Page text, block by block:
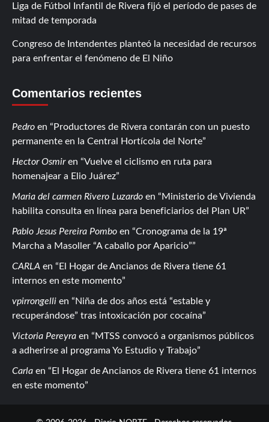
Liga de Fútbol Infantil de Rivera fijó el período de pases de
mitad de temporada
Congreso de Intendentes planteó la necesidad de recursos
para enfrentar el fenómeno de El Niño
Comentarios recientes
Pedro en
Productores de Rivera contarán con un puesto
permanente en la Central Hortícola del Norte
Hector Osmiren
Vuelve el ciclismo en ruta para
homenajear a Elio Juárez
Maria del carmen Rivero Luzardo en
Ministerio de Vivienda
habilita consulta en línea para beneficiarios del Plan UR
Pablo Jesus Pereira Pombo en
Cronograma de la 19ª
Marcha a Masoller “A caballo por Aparicio”
CARLA en
El Hogar de Ancianos de Rivera tiene 61
internos en este momento
vpirrongelli en
Niña de dos años está “estable y
recuperándose” tras intoxicación por cocaína
Victoria Pereyra en
MTSS convocó a organismos públicos
a adherirse al programa Yo Estudio y Trabajo
Carla en
El Hogar de Ancianos de Rivera tiene 61 internos
en este momento